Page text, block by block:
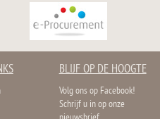
BLIJF OP DE HOOGTE
Volg ons op Facebook!
Schrijf u in op onze